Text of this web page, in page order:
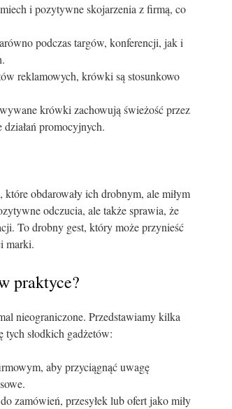
i pozytywne skojarzenia z firmą, co
podczas targów, konferencji, jak i
reklamowych, krówki są stosunkowo
krówki zachowują świeżość przez
promocyjnych.
obdarowały ich drobnym, ale miłym
odczucia, ale także sprawia, że
To drobny gest, który może przynieść
marki.
praktyce?
nieograniczone. Przedstawiamy kilka
słodkich gadżetów:
aby przyciągnąć uwagę
zamówień, przesyłek lub ofert jako miły